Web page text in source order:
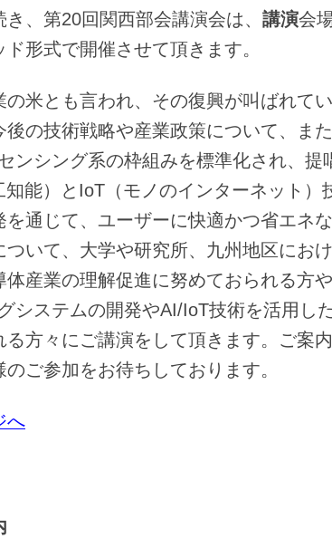
、第20回関西部会講演会は、 講演会
形式で開催させて頂きます。
の米とも言われ、その復興が叫ばれて
後の技術戦略や産業政策について、ま
ンシング系の枠組みを標準化され、提
知能）とIoT（モノのインターネット）
を通じて、ユーザーに快適かつ省エネ
ついて、大学や研究所、九州地区にお
体産業の理解促進に努めておられる方
システムの開発やAI/IoT技術を活用し
る方々にご講演をして頂きます。ご案
のご参加をお待ちしております。
へ